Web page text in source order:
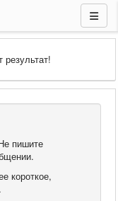
пишите
короткое,